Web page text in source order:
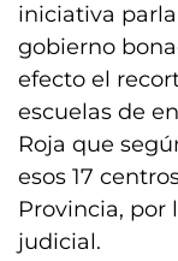
iniciativa
gobierno
efecto el
escuelas de
Roja que
esos 17
Provincia, por
judicial.